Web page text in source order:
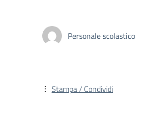
Personale scolastico
Stampa / Condividi